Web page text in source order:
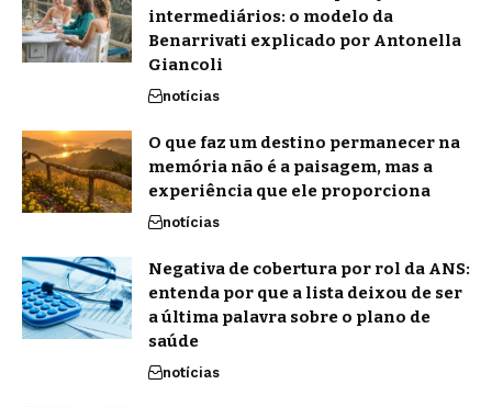
intermediários: o modelo da
Benarrivati explicado por Antonella
Giancoli
notícias
O que faz um destino permanecer na
memória não é a paisagem, mas a
experiência que ele proporciona
notícias
Negativa de cobertura por rol da ANS:
entenda por que a lista deixou de ser
a última palavra sobre o plano de
saúde
notícias